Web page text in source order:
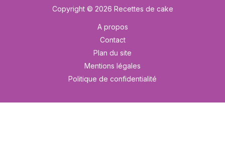
Copyright © 2026 Recettes de cake
A propos
Contact
Plan du site
Mentions légales
Politique de confidentialité